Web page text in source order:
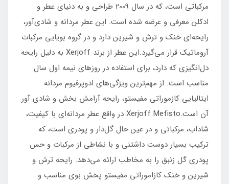
مرکباتی است، که در سال 2009 طراحی و به دنیای عطر و
ادکلن معرفی و عرضه شده است. این عطر مردانه و شادی‌آور،
رایحه‌ای خنک و ترش و شیرین دارد و در گروه بویایی مرکبات
آروماتیک قرار می‌گیرد.این عطر از برند Xerjoff به دلیل رایحه‌
دل‌انگیزی که دارد، برای استفاده در روزهای نیمه اول سال
مناسب است. از مهم‌ترین ویژگی‌های ادوپرفیوم مردانه
ایتالیایی کازموراتی مفیستو، رایحه آرامش بخش و شادی آور
آن است.Xerjoff Mefisto در واقع عطر مردانه‌ای با کیفیت،
شاداب، مرکباتی و در عین حال گل‌دار و پودری است، که
ترکیب بسیار دوست داشتنی و با نشاطی از مرکبات و حس
پودری گل زنبق را به مخاطب ارائه می‌دهد. رایحه ترش و
شیرین و خنک کازاموراتی مفیستو پخش بوی مناسب و